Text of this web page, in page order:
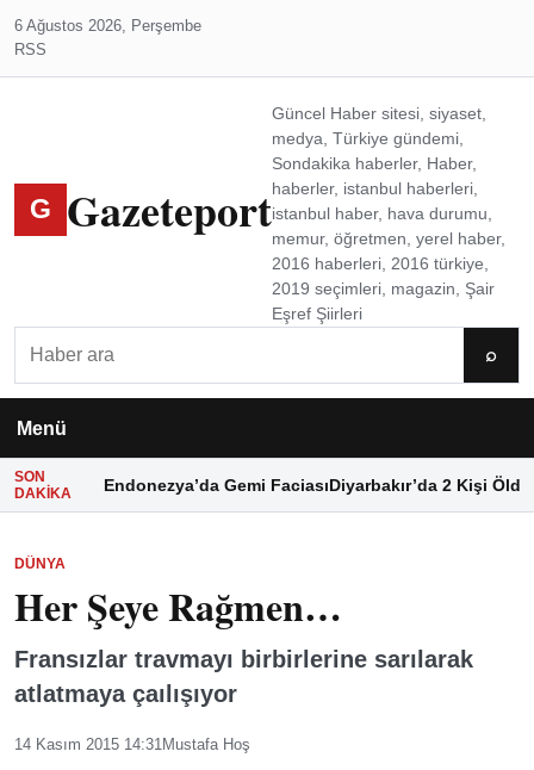
6 Ağustos 2026, Perşembe
RSS
G Gazeteport
Güncel Haber sitesi, siyaset,
medya, Türkiye gündemi,
Sondakika haberler, Haber,
haberler, istanbul haberleri,
istanbul haber, hava durumu,
memur, öğretmen, yerel haber,
2016 haberleri, 2016 türkiye,
2019 seçimleri, magazin, Şair
Eşref Şiirleri
⌕
Menü
SON
DAKIKA
Endonezya’da Gemi FaciasıDiyarbakır’da 2 Kişi Öldü
DÜNYA
Her Şeye Rağmen…
Fransızlar travmayı birbirlerine sarılarak
atlatmaya çaılışıyor
14 Kasım 2015 14:31Mustafa Hoş